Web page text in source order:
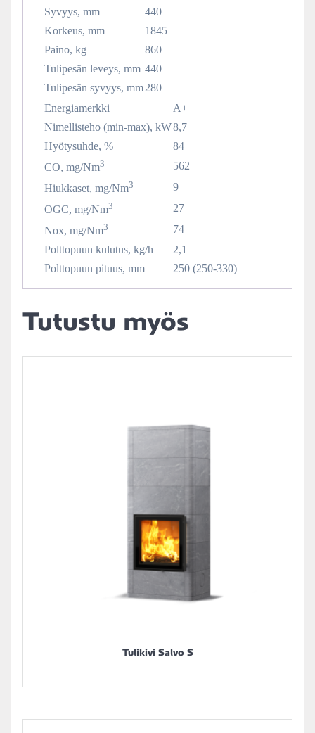
Syvyys, mm
440
Korkeus, mm
1845
Paino, kg
860
Tulipesän leveys, mm 440
Tulipesän syvyys, mm280
Energiamerkki
A+
Nimellisteho (min-max), kW8,7
Hyötysuhde, %
84
CO, mg/Nm3
562
Hiukkaset, mg/Nm3
9
OGC, mg/Nm3
27
Nox, mg/Nm3
74
Polttopuun kulutus, kg/h
2,1
Polttopuun pituus, mm
250 (250-330)
Tutustu myös
Tulikivi Salvo S